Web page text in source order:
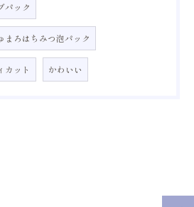
パック
まろはちみつ泡パック
カット かわいい